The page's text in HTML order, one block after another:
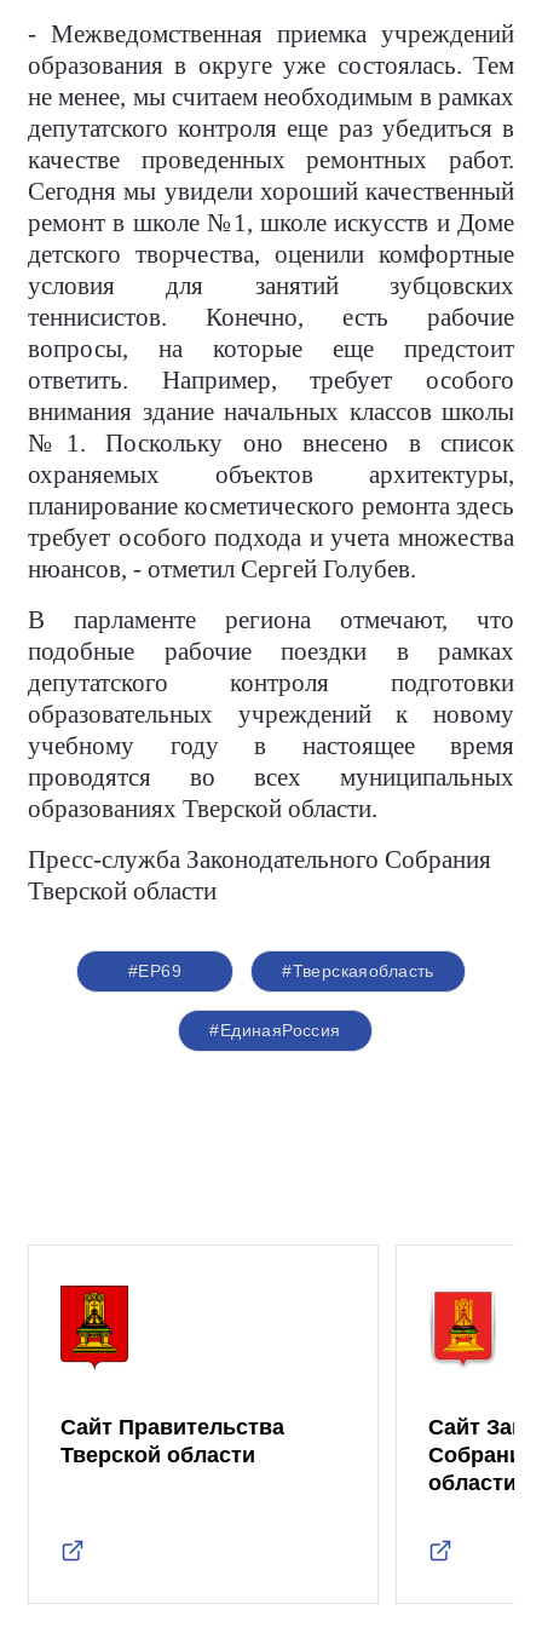
- Межведомственная приемка учреждений
образования в округе уже состоялась. Тем
не менее, мы считаем необходимым в рамках
депутатского контроля еще раз убедиться в
качестве проведенных ремонтных работ.
Сегодня мы увидели хороший качественный
ремонт в школе №1, школе искусств и Доме
детского творчества, оценили комфортные
условия для занятий зубцовских
теннисистов. Конечно, есть рабочие
вопросы, на которые еще предстоит
ответить. Например, требует особого
внимания здание начальных классов школы
№1. Поскольку оно внесено в список
охраняемых объектов архитектуры,
планирование косметического ремонта здесь
требует особого подхода и учета множества
нюансов, - отметил Сергей Голубев.
В парламенте региона отмечают, что
подобные рабочие поездки в рамках
депутатского контроля подготовки
образовательных учреждений к новому
учебному году в настоящее время
проводятся во всех муниципальных
образованиях Тверской области.
Пресс-служба Законодательного Собрания
Тверской области
#ЕР69 #Тверскаяобласть
#ЕдинаяРоссия
Сайт Правительства
Тверской области
Сайт
Собрания
области